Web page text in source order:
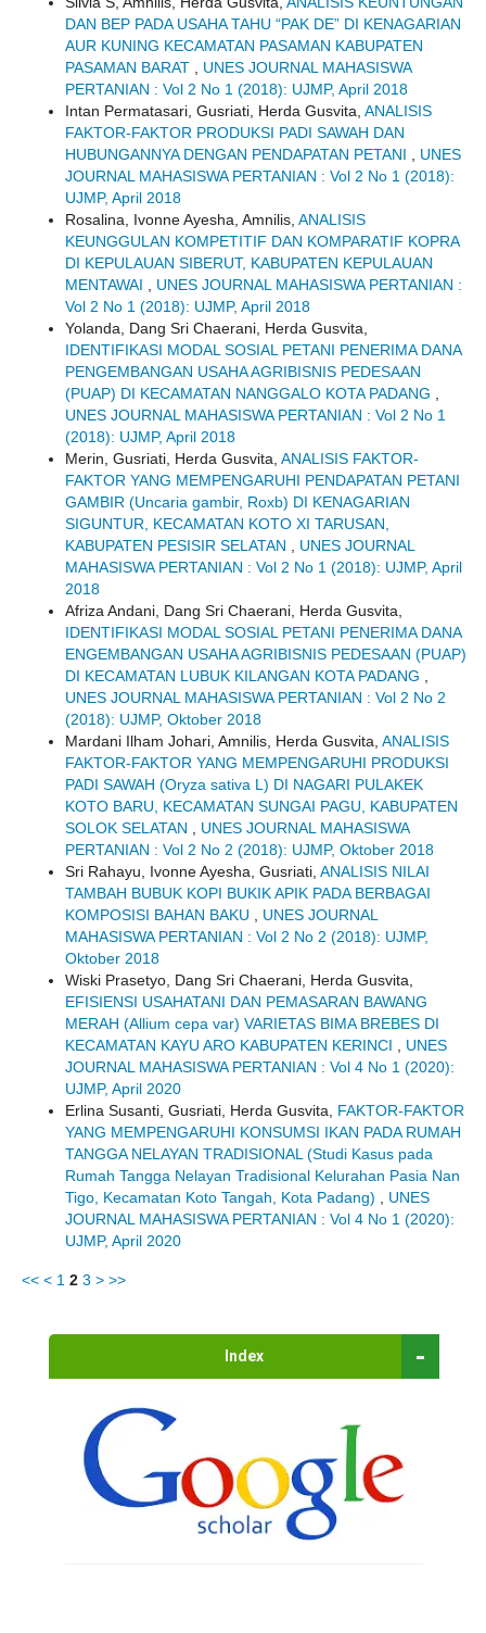
DAN BEP PADA USAHA TAHU “PAK DE” DI KENAGARIAN
AUR KUNING KECAMATAN PASAMAN KABUPATEN
PASAMAN BARAT , UNES JOURNAL MAHASISWA
PERTANIAN : Vol 2 No 1 (2018): UJMP, April 2018
Intan Permatasari, Gusriati, Herda Gusvita, ANALISIS
FAKTOR-FAKTOR PRODUKSI PADI SAWAH DAN
HUBUNGANNYA DENGAN PENDAPATAN PETANI , UNES
JOURNAL MAHASISWA PERTANIAN : Vol 2 No 1 (2018):
UJMP, April 2018
Rosalina, Ivonne Ayesha, Amnilis, ANALISIS
KEUNGGULAN KOMPETITIF DAN KOMPARATIF KOPRA
DI KEPULAUAN SIBERUT, KABUPATEN KEPULAUAN
MENTAWAI , UNES JOURNAL MAHASISWA PERTANIAN :
Vol 2 No 1 (2018): UJMP, April 2018
Yolanda, Dang Sri Chaerani, Herda Gusvita,
IDENTIFIKASI MODAL SOSIAL PETANI PENERIMA DANA
PENGEMBANGAN USAHA AGRIBISNIS PEDESAAN
(PUAP) DI KECAMATAN NANGGALO KOTA PADANG ,
UNES JOURNAL MAHASISWA PERTANIAN : Vol 2 No 1
(2018): UJMP, April 2018
Merin, Gusriati, Herda Gusvita, ANALISIS FAKTOR-
FAKTOR YANG MEMPENGARUHI PENDAPATAN PETANI
GAMBIR (Uncaria gambir, Roxb) DI KENAGARIAN
SIGUNTUR, KECAMATAN KOTO XI TARUSAN,
KABUPATEN PESISIR SELATAN , UNES JOURNAL
MAHASISWA PERTANIAN : Vol 2 No 1 (2018): UJMP, April
2018
Afriza Andani, Dang Sri Chaerani, Herda Gusvita,
IDENTIFIKASI MODAL SOSIAL PETANI PENERIMA DANA
ENGEMBANGAN USAHA AGRIBISNIS PEDESAAN (PUAP)
DI KECAMATAN LUBUK KILANGAN KOTA PADANG ,
UNES JOURNAL MAHASISWA PERTANIAN : Vol 2 No 2
(2018): UJMP, Oktober 2018
Mardani Ilham Johari, Amnilis, Herda Gusvita, ANALISIS
FAKTOR-FAKTOR YANG MEMPENGARUHI PRODUKSI
PADI SAWAH (Oryza sativa L) DI NAGARI PULAKEK
KOTO BARU, KECAMATAN SUNGAI PAGU, KABUPATEN
SOLOK SELATAN , UNES JOURNAL MAHASISWA
PERTANIAN : Vol 2 No 2 (2018): UJMP, Oktober 2018
Sri Rahayu, Ivonne Ayesha, Gusriati, ANALISIS NILAI
TAMBAH BUBUK KOPI BUKIK APIK PADA BERBAGAI
KOMPOSISI BAHAN BAKU , UNES JOURNAL
MAHASISWA PERTANIAN : Vol 2 No 2 (2018): UJMP,
Oktober 2018
Wiski Prasetyo, Dang Sri Chaerani, Herda Gusvita,
EFISIENSI USAHATANI DAN PEMASARAN BAWANG
MERAH (Allium cepa var) VARIETAS BIMA BREBES DI
KECAMATAN KAYU ARO KABUPATEN KERINCI , UNES
JOURNAL MAHASISWA PERTANIAN : Vol 4 No 1 (2020):
UJMP, April 2020
Erlina Susanti, Gusriati, Herda Gusvita, FAKTOR-FAKTOR
YANG MEMPENGARUHI KONSUMSI IKAN PADA RUMAH
TANGGA NELAYAN TRADISIONAL (Studi Kasus pada
Rumah Tangga Nelayan Tradisional Kelurahan Pasia Nan
Tigo, Kecamatan Koto Tangah, Kota Padang) , UNES
JOURNAL MAHASISWA PERTANIAN : Vol 4 No 1 (2020):
UJMP, April 2020
<< < 1 2 3 > >>
Index